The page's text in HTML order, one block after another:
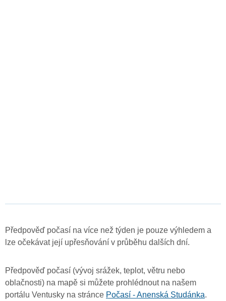
Předpověď počasí na více než týden je pouze výhledem a
lze očekávat její upřesňování v průběhu dalších dní.
Předpověď počasí (vývoj srážek, teplot, větru nebo
oblačnosti) na mapě si můžete prohlédnout na našem
portálu Ventusky na stránce Počasí - Anenská Studánka.